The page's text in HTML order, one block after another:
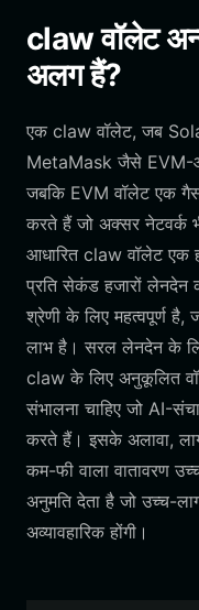
claw वॉलेट
अलग हैं?
एक claw वॉलेट, जब
MetaMask जैसे EVM-
जबकि EVM वॉलेट एक
करते हैं जो अक्सर नेटवर्क
आधारित claw वॉलेट एक
प्रति सेकंड हजारों लेनदेन
श्रेणी के लिए महत्वपूर्ण है,
लाभ है। सरल लेनदेन के
claw के लिए अनुकूलित
संभालना चाहिए जो AI-
करते हैं। इसके अलावा,
कम-फी वाला वातावरण
अनुमति देता है जो उच्च-
अव्यावहारिक होंगी।